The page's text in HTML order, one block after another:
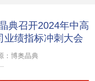
典召开2024年中高
业绩指标冲刺大会
：博奥晶典